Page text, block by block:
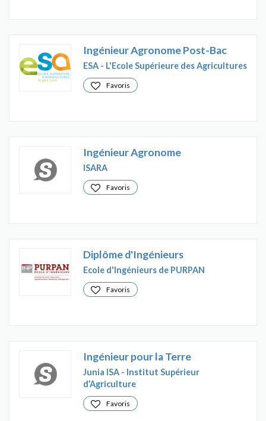
Ingénieur Agronome Post-Bac
ESA - L'Ecole Supérieure des Agricultures
Favoris
Ingénieur Agronome
ISARA
Favoris
Diplôme d'Ingénieurs
Ecole d'Ingénieurs de PURPAN
Favoris
Ingénieur pour la Terre
Junia ISA - Institut Supérieur
d’Agriculture
Favoris